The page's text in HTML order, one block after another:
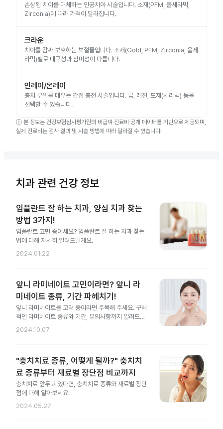
손상된 치아를 대체하는 인공치아 시술입니다. 소재(PFM, 올세라믹,
Zirconia)에 따라 가격이 달라집니다.
크라운
치아를 감싸 보호하는 보철물입니다. 소재(Gold, PFM, Zirconia, 올세
라믹)별로 내구성과 심미성이 다릅니다.
인레이/온레이
충치 부위를 메우는 간접 충전 시술입니다. 금, 레진, 도재(세라믹) 등을
선택할 수 있습니다.
ⓘ 본 정보는 건강보험심사평가원의 비급여 진료비 공개 데이터를 기반으로 제공되며,
실제 진료비는 검사 결과 및 시술 방법에 따라 달라질 수 있습니다.
치과 관련 건강 정보
임플란트 잘 하는 치과, 양심 치과 찾는
방법 3가지!
임플란트 고민 중이세요? 임플란트 잘 하는 치과 찾는
법에 대해 자세히 알려드릴게요.
2024.01.22
앞니 라미네이트 고민이라면? 앞니 라
미네이트 종류, 기간 파헤치기!
앞니 라미네이트를 고려 중이라면 주목해 주세요. 구체
적인 라미네이트 종류와 기간, 유의사항까지 알려드릴
게요.
2024.10.07
"충치치료 종류, 어떻게 될까?" 충치치
료 종류부터 재료별 장단점 비교까지
충치치료 앞두고 있다면, 충치치료 종류와 재료별 장단
점에 대해 알아보세요.
2024.05.27